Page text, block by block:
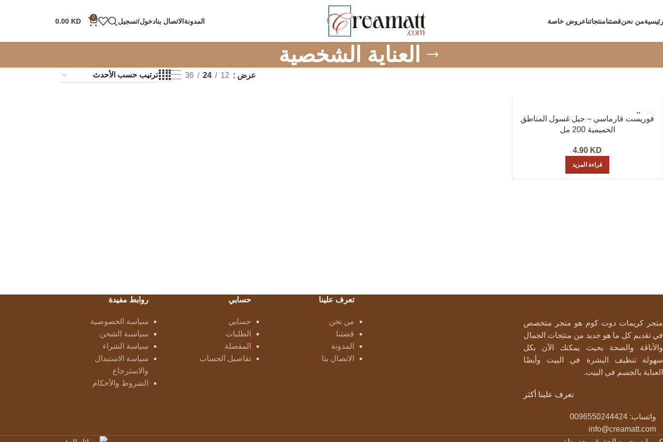
من نحنقصتنامنتجاتناعروض خاصة المدونةالاتصال بنادخول/تسجيل 0
0.00 KD
العناية الشخصية
عرض 12
24
36
نفذت ال
كمية
فوريست فارماسي – جيل غسول المناطق
الحميمية 200 مل
4.90 KD
قراءة المزيد
متجر كريمات دوت كوم هو متجر متخصص
في تقديم كل ما هو جديد من منتجات الجمال
والأناقة والصحة بحيث يمكنك الآن بكل
سهولة تنظيف البشرة في البيت وأيضًا
العناية بالجسم في البيت.
تعرف علينا أكثر
واتساب: 0096550244424
info@creamatt.com
تعرف علينا
من نحن
قصتنا
المدونة
الاتصال بنا
حسابي
حسابي
الطلبات
المفضلة
تفاصيل الحساب
روابط مفيدة
سياسة الخصوصية
سياسىة الشحن
سياسة الشراء
سياسة الاستبدال
والاسترجاع
الشروط والأحكام